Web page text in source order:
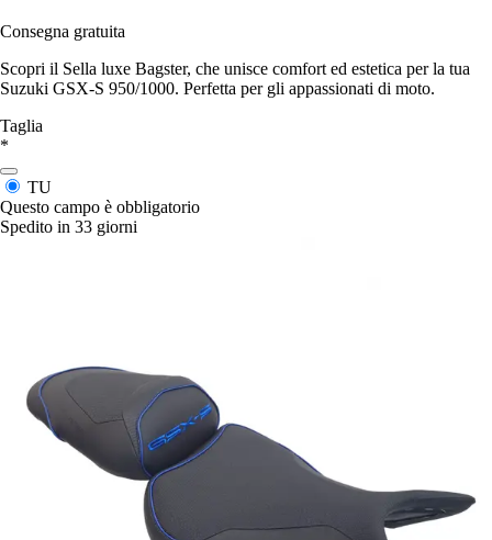
Consegna gratuita
Scopri il Sella luxe Bagster, che unisce comfort ed estetica per la tua
Suzuki GSX-S 950/1000. Perfetta per gli appassionati di moto.
Taglia
*
TU
Questo campo è obbligatorio
Spedito in 33 giorni